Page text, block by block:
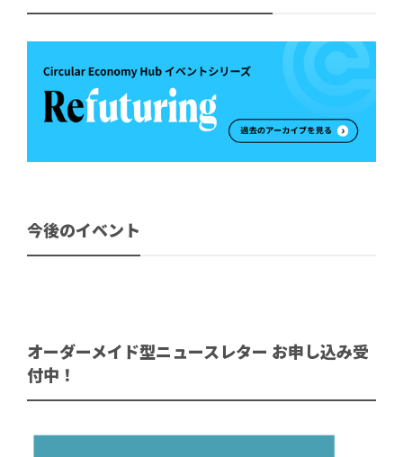
今後のイベント
オーダーメイド型ニュースレター お申し込み受
付中！